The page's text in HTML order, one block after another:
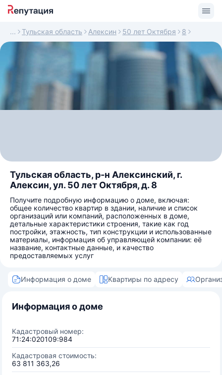
Тульская область Алексин 50 лет Октября 8
Тульская область, р-н Алексинский, г.
Алексин, ул. 50 лет Октября, д. 8
Получите подробную информацию о доме, включая:
общее количество квартир в здании, наличие и список
организаций или компаний, расположенных в доме,
детальные характеристики строения, такие как год
постройки, этажность, тип конструкции и использованные
материалы, информация об управляющей компании: её
название, контактные данные, и качество
предоставляемых услуг
Информация о доме Квартиры по адресу
Информация о доме
Кадастровый номер:
71:24:020109:984
Кадастровая стоимость:
63 811 363,26